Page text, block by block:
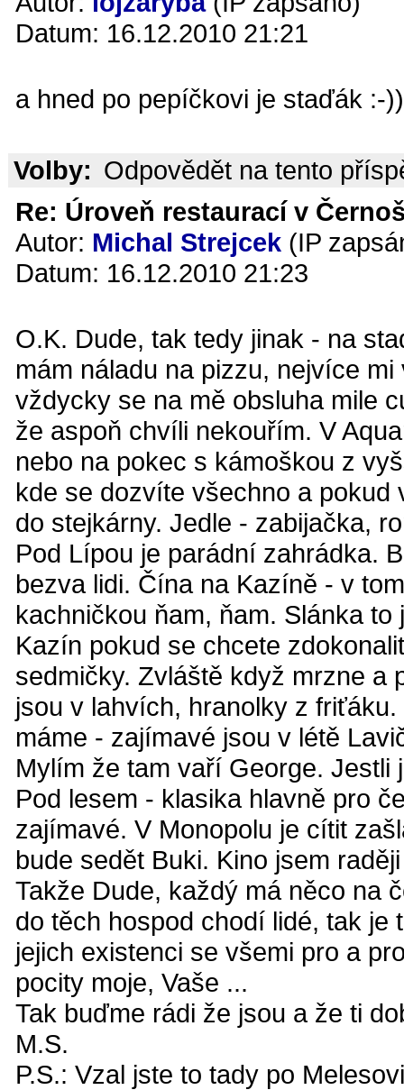
Datum: 16.12.2010 21:21
a hned po pepíčkovi je staďák :-
Volby: Odpovědět na tento
Re: Úroveň restaurací v
Autor: Michal Strejcek (IP
Datum: 16.12.2010 21:23
O.K. Dude, tak tedy jinak - na
mám náladu na pizzu, nejvíce
vždycky se na mě obsluha mile
že aspoň chvíli nekouřím. V
nebo na pokec s kámoškou z
kde se dozvíte všechno a
do stejkárny. Jedle - zabijačka,
Pod Lípou je parádní zahrádka.
bezva lidi. Čína na Kazíně - v
kachničkou ňam, ňam. Slánka
Kazín pokud se chcete
sedmičky. Zvláště když mrzne a
jsou v lahvích, hranolky z
máme - zajímavé jsou v létě
Mylím že tam vaří George. Jestli
Pod lesem - klasika hlavně pro
zajímavé. V Monopolu je cítit
bude sedět Buki. Kino jsem
Takže Dude, každý má něco na
do těch hospod chodí lidé, tak je
jejich existenci se všemi pro a
pocity moje, Vaše ...
Tak buďme rádi že jsou a že ti
M.S.
P.S.: Vzal jste to tady po